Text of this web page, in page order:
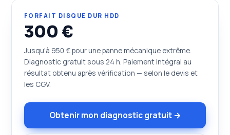
FORFAIT DISQUE DUR HDD
300 €
Jusqu'à 950 € pour une panne mécanique extrême.
Diagnostic gratuit sous 24 h. Paiement intégral au
résultat obtenu après vérification — selon le devis et
les CGV.
Obtenir mon diagnostic gratuit →